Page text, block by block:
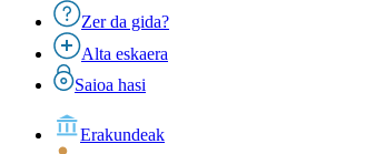
Zer da gida?
Alta eskaera
Saioa hasi
Erakundeak